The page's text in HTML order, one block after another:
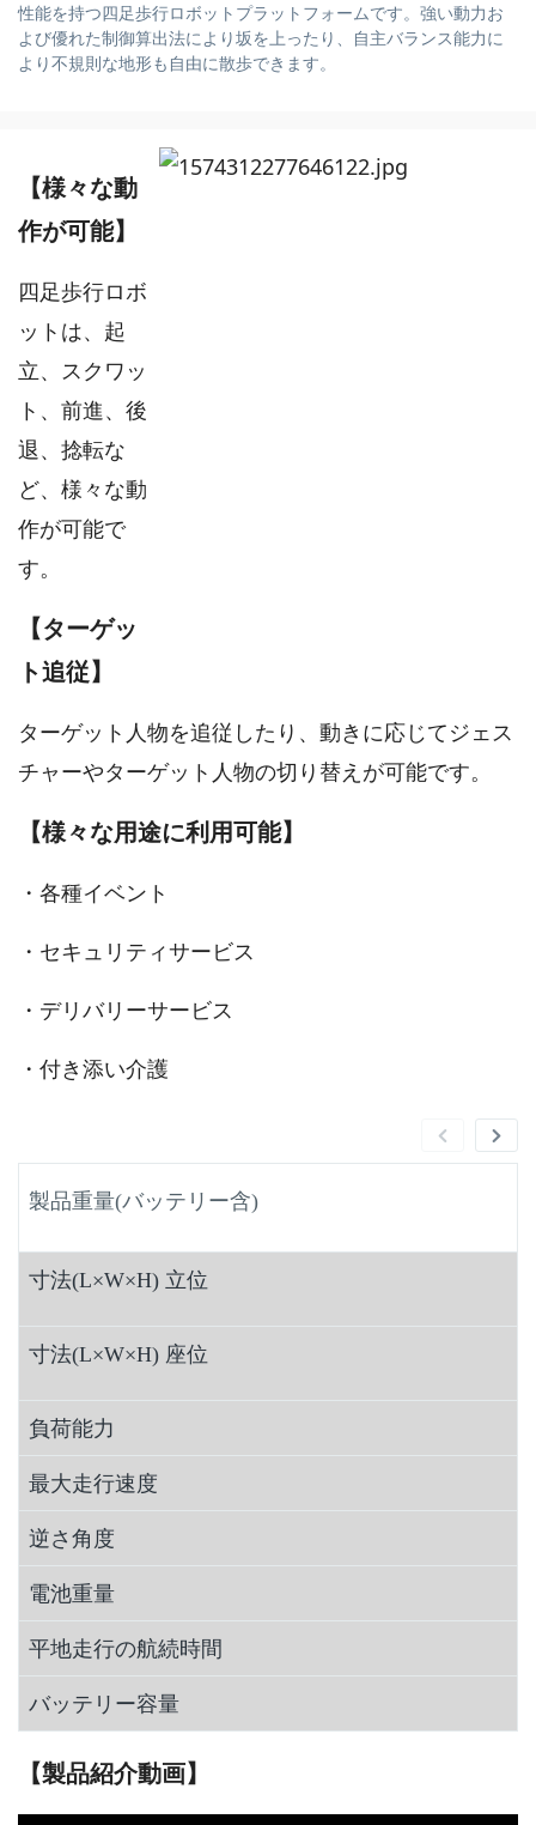
性能を持つ四足歩行ロボットプラットフォームです。強い動力お
よび優れた制御算出法により坂を上ったり、自主バランス能力に
より不規則な地形も自由に散歩できます。
【様々な動
作が可能】
四足歩行ロボ
ットは、起
立、スクワッ
ト、前進、後
退、捻転な
ど、様々な動
作が可能で
す。
【ターゲッ
ト追従】
ターゲット人物を追従したり、動きに応じてジェス
チャーやターゲット人物の切り替えが可能です。
【様々な用途に利用可能】
・各種イベント
・セキュリティサービス
・デリバリーサービス
・付き添い介護
製品重量(バッテリー含)
寸法(L×W×H) 立位
寸法(L×W×H) 座位
負荷能力
最大走行速度
逆さ角度
電池重量
平地走行の航続時間
バッテリー容量
【製品紹介動画】